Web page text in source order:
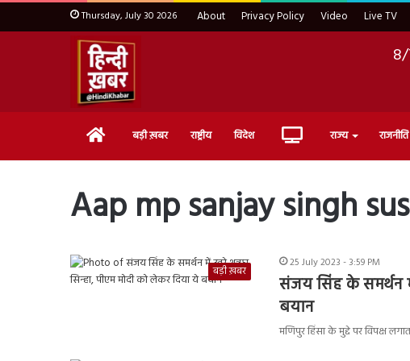
Thursday, July 30 2026 About Privacy Policy Video Live TV
Home बड़ी ख़बर राष्ट्रीय विदेश Live राज्य राजनीति
Aap mp sanjay singh
बड़ी ख़बर
25 July 2023 - 3:59 PM
संजय सिंह के समर्थन
बयान
मणिपुर हिंसा के मुद्दे पर विपक्ष